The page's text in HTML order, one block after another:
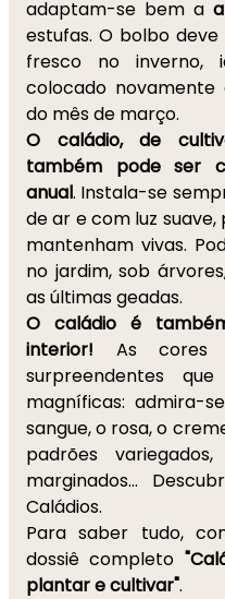
adaptam-se bem a
estufas. O bolbo
fresco no inverno,
colocado
do mês de março.
O caládio, de
também pode ser
anual. Instala-se
de ar e com luz
mantenham vivas.
no jardim, sob
as últimas geadas.
O caládio é
interior! As cores
surpreendentes
magníficas: admira-
sangue, o rosa, o
padrões
marginados...
Caládios.
Para saber tudo,
dossiê completo
plantar e cultivar".